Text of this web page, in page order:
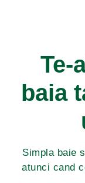
Te-
baia
Simpla baie
atunci cand